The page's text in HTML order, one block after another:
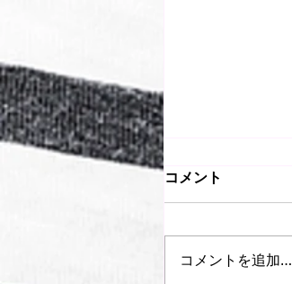
コメント
コメントを追加…